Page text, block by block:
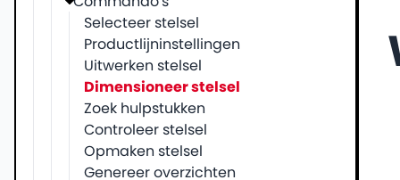
Selecteer stelsel
Productlijninstellingen
Uitwerken stelsel
Dimensioneer stelsel
Zoek hulpstukken
Controleer stelsel
Opmaken stelsel
Genereer overzichten